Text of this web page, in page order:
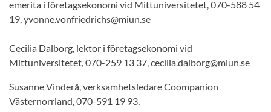
emerita i företagsekonomi vid Mittuniversitetet, 070-588 54
19, yvonne.vonfriedrichs@miun.se
Cecilia Dalborg, lektor i företagsekonomi vid
Mittuniversitetet, 070-259 13 37, cecilia.dalborg@miun.se
Susanne Vinderå, verksamhetsledare Coompanion
Västernorrland, 070-591 19 93,